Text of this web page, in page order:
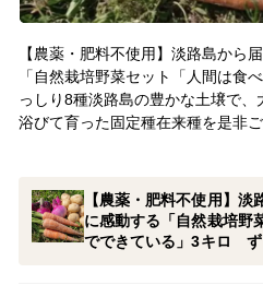
【農薬・肥料不使用】淡路島から
「自然栽培野菜セット「人間は
っしり8種淡路島の豊かな土壌で
浴びて育った固定種在来種を是非ご
【農薬・肥料不使用】淡
に感動する「自然栽培野
でできている」3キロ ず